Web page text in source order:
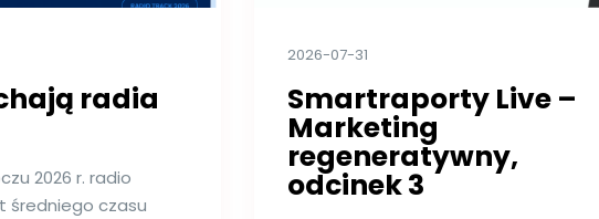
radia
2026 r. radio
średniego czasu
2026-07-31
Smartraporty Live –
Marketing
regeneratywny,
odcinek 3